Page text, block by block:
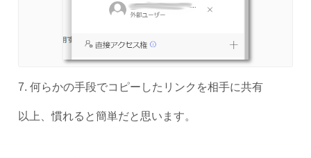
7. 何らかの手段でコピーしたリンクを相手に共有
以上、慣れると簡単だと思います。